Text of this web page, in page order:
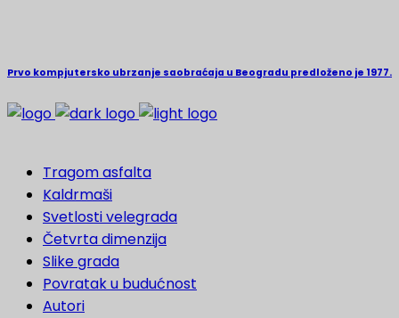
Prvo kompjutersko ubrzanje saobraćaja u Beogradu predloženo je 1977.
Tragom asfalta
Kaldrmaši
Svetlosti velegrada
Četvrta dimenzija
Slike grada
Povratak u budućnost
Autori